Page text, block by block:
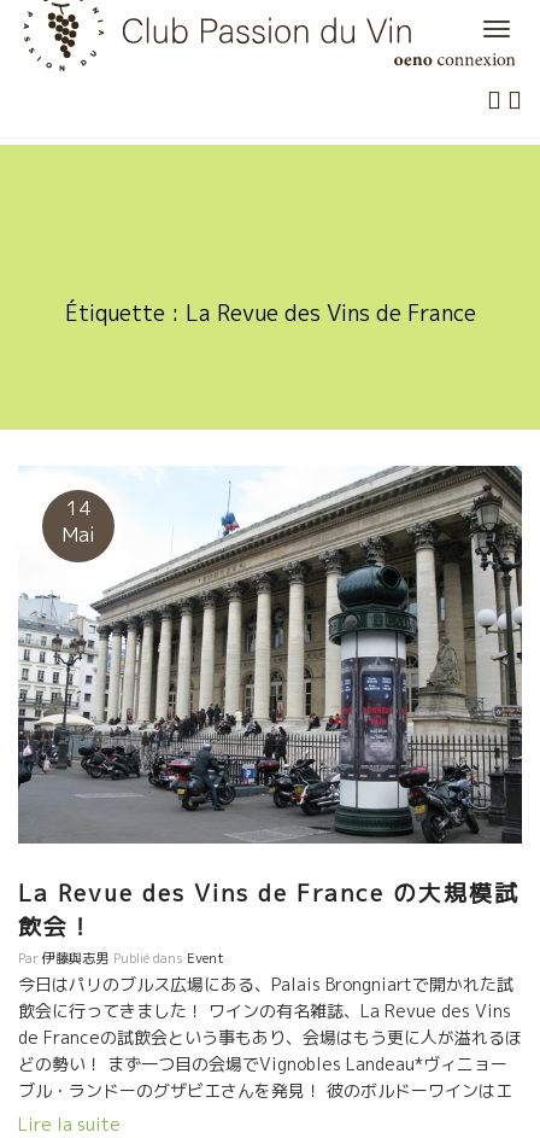
Skip
content
Étiquette : La Revue des Vins de France
14
Mai
La Revue des Vins de France の大規模試
飲会！
Par伊藤與志男 Publié dans Event
今日はパリのブルス広場にある、Palais Brongniartで開かれた試
飲会に行ってきました！ ワインの有名雑誌、La Revue des Vins
de Franceの試飲会という事もあり、会場はもう更に人が溢れるほ
どの勢い！ まず一つ目の会場でVignobles Landeau*ヴィニョー
ブル・ランドーのグザビエさんを発見！ 彼のボルドーワインはエ
レガントで滑らか！ Grange Brûlée 08*グランジュ・ブリュレ08
Lire la suite